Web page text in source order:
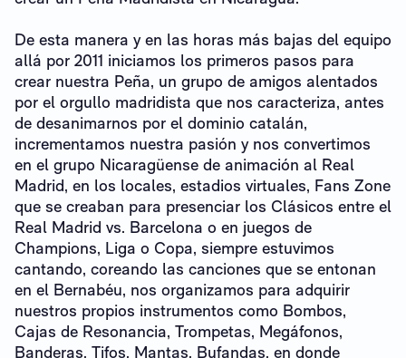
De esta manera y en las horas más bajas del equipo
allá por 2011 iniciamos los primeros pasos para
crear nuestra Peña, un grupo de amigos alentados
por el orgullo madridista que nos caracteriza, antes
de desanimarnos por el dominio catalán,
incrementamos nuestra pasión y nos convertimos
en el grupo Nicaragüense de animación al Real
Madrid, en los locales, estadios virtuales, Fans Zone
que se creaban para presenciar los Clásicos entre el
Real Madrid vs. Barcelona o en juegos de
Champions, Liga o Copa, siempre estuvimos
cantando, coreando las canciones que se entonan
en el Bernabéu, nos organizamos para adquirir
nuestros propios instrumentos como Bombos,
Cajas de Resonancia, Trompetas, Megáfonos,
Banderas, Tifos, Mantas, Bufandas, en donde